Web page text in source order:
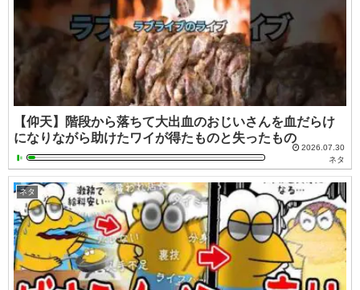
【仰天】階段から落ちて大出血のおじいさんを血だらけ
になりながら助けたワイが得たものと失ったもの
2026.07.30
ネタ
ネタ